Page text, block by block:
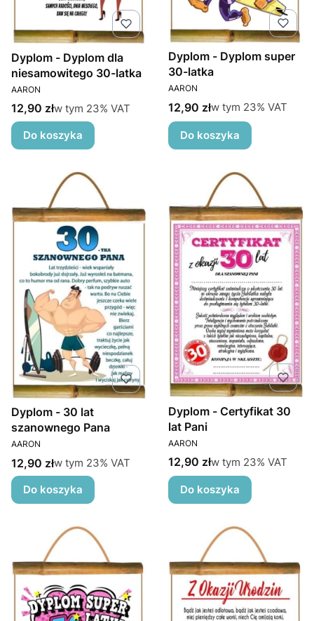
Dyplom - Dyplom dla
niesamowitego 30-latka
PRODUCENT
AARON
Cena brutto
12,90 złw tym %s VAT
w tym 23% VAT
Do koszyka
Dyplom - Dyplom super
30-latka
PRODUCENT
AARON
Cena brutto
12,90 złw tym %s VAT
w tym 23% VAT
Do koszyka
Dyplom - 30 lat
szanownego Pana
PRODUCENT
AARON
Cena brutto
12,90 złw tym %s VAT
w tym 23% VAT
Do koszyka
Dyplom - Certyfikat 30
lat Pani
PRODUCENT
AARON
Cena brutto
12,90 złw tym %s VAT
w tym 23% VAT
Do koszyka